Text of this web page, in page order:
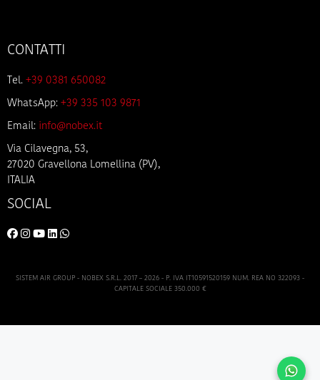
CONTATTI
Tel. +39 0381 650082
WhatsApp: +39 335 103 9871
Email: info@nobex.it
Via Cilavegna, 53,
27020 Gravellona Lomellina (PV),
ITALIA
SOCIAL
SISTEM AIR GROUP - NOBEX S.R.L. 2017 – 2026 - P. IVA IT10591520159 NUM. REA NO 322093 -
CAPITALE SOCIALE 350.000 €